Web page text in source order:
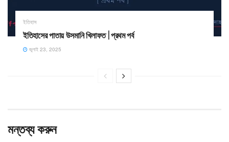
ইতিহাস
ইতিহাসের পাতায় উসমানি খিলাফত | প্রথম পর্ব
জুলাই 23, 2025
মন্তব্য করুন